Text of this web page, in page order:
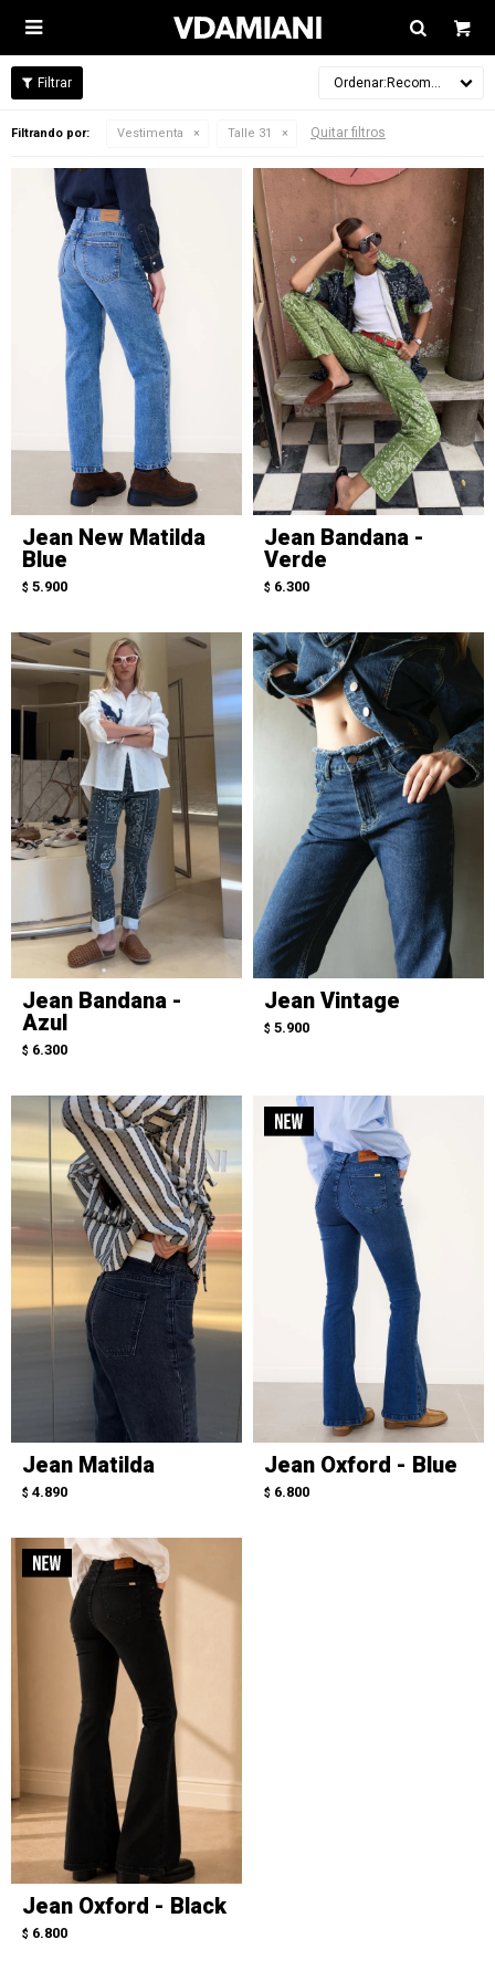

Recomendados
Filtrando por: Vestimenta Talle 31 Quitar filtros
Jean New Matilda
Blue
$ 5.900
Jean Bandana -
Verde
$ 6.300
Jean Bandana -
Azul
$ 6.300
Jean Vintage
$ 5.900
Jean Matilda
$ 4.890
Jean Oxford - Blue
$ 6.800
Jean Oxford - Black
$ 6.800